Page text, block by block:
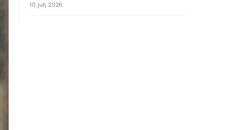
10. juli, 2026